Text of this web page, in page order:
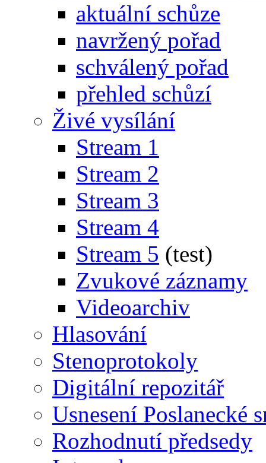
aktuální schůze
navržený pořad
schválený pořad
přehled schůzí
Živé vysílání
Stream 1
Stream 2
Stream 3
Stream 4
Stream 5 (test)
Zvukové záznamy
Videoarchiv
Hlasování
Stenoprotokoly
Digitální repozitář
Usnesení Poslanecké
Rozhodnutí předsedy